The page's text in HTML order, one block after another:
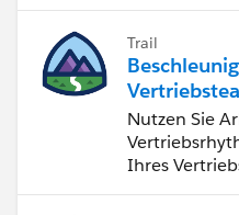
schließen
erfolgreich ab.
Trail
Nutzen Sie
Ihres